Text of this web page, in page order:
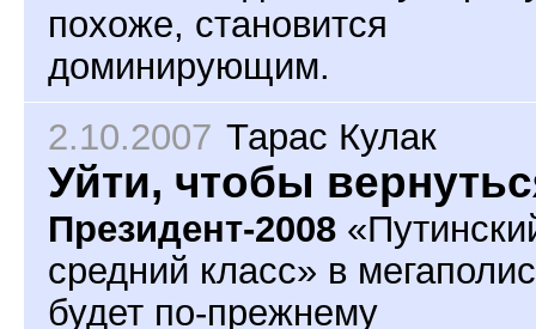
похоже, становится
доминирующим.
2.10.2007 Тарас Кулак
Уйти, чтобы
Президент-2008
средний класс» в
будет по-прежнему